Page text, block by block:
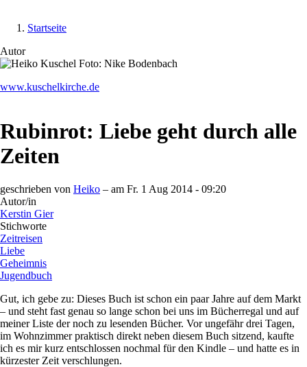
Pfadnavigation
Startseite
Autor
Image
www.kuschelkirche.de
Rubinrot: Liebe geht durch alle
Zeiten
geschrieben von Heiko – am Fr. 1 Aug 2014 - 09:20
Autor/in
Kerstin Gier
Stichworte
Zeitreisen
Liebe
Geheimnis
Jugendbuch
Gut, ich gebe zu: Dieses Buch ist schon ein paar Jahre auf dem Markt
– und steht fast genau so lange schon bei uns im Bücherregal und auf
meiner Liste der noch zu lesenden Bücher. Vor ungefähr drei Tagen,
im Wohnzimmer praktisch direkt neben diesem Buch sitzend, kaufte
ich es mir kurz entschlossen nochmal für den Kindle – und hatte es in
kürzester Zeit verschlungen.